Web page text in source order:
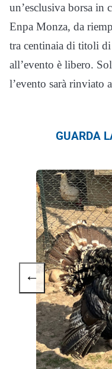
un’esclusiva borsa in
Enpa Monza, da
tra centinaia di titoli di
all’evento è libero.
l’evento sarà rinviato
GUARDA
←